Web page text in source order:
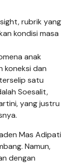
rubrik yang
kondisi masa
anak
koneksi dan
satu
Soesalit,
yang justru
Mas Adipati
Namun,
dengan